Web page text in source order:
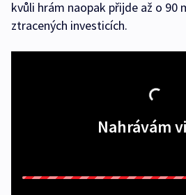
kvůli hrám naopak přijde až o 90
ztracených investicích.
Nahrávám